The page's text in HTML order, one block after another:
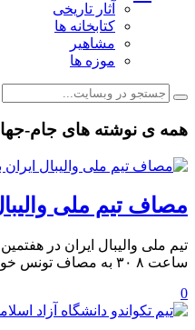
آثار تاریخی
کتابخانه ها
مشاهیر
موزه ها
همه ی نوشته های جام-
مصاف تیم ملی
تیم ملی والیبال ایران در
ساعت ۸ ۳۰ به مصاف تونس خواهد رفت
0